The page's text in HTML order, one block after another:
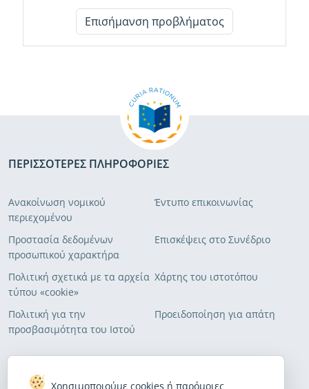
Επισήμανση προβλήματος
ΠΕΡΙΣΣΌΤΕΡΕΣ ΠΛΗΡΟΦΟΡΊΕΣ
Ανακοίνωση νομικού
περιεχομένου
Έντυπο επικοινωνίας
Προστασία δεδομένων
προσωπικού χαρακτήρα
Επισκέψεις στο Συνέδριο
Πολιτική σχετικά με τα αρχεία
τύπου «cookie»
Χάρτης του ιστοτόπου
Πολιτική για την
προσβασιμότητα του Ιστού
Προειδοποίηση για απάτη
Χρησιμοποιούμε cookies ή παρόμοιες